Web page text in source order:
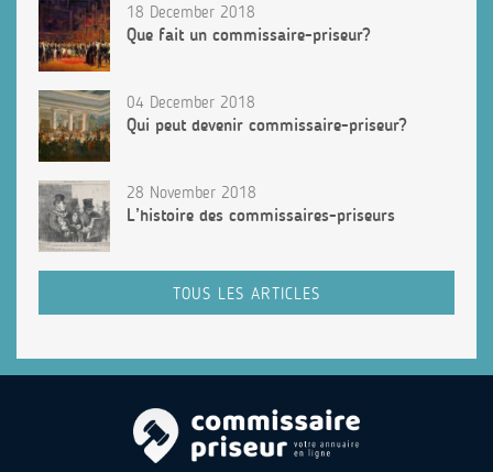
18 December 2018
Que fait un commissaire-priseur?
04 December 2018
Qui peut devenir commissaire-priseur?
28 November 2018
L’histoire des commissaires-priseurs
TOUS LES ARTICLES